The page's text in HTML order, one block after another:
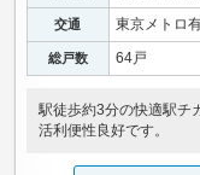
交通 東京メトロ
総戸数 64戸
駅徒歩約3分の快適駅チ
活利便性良好です。